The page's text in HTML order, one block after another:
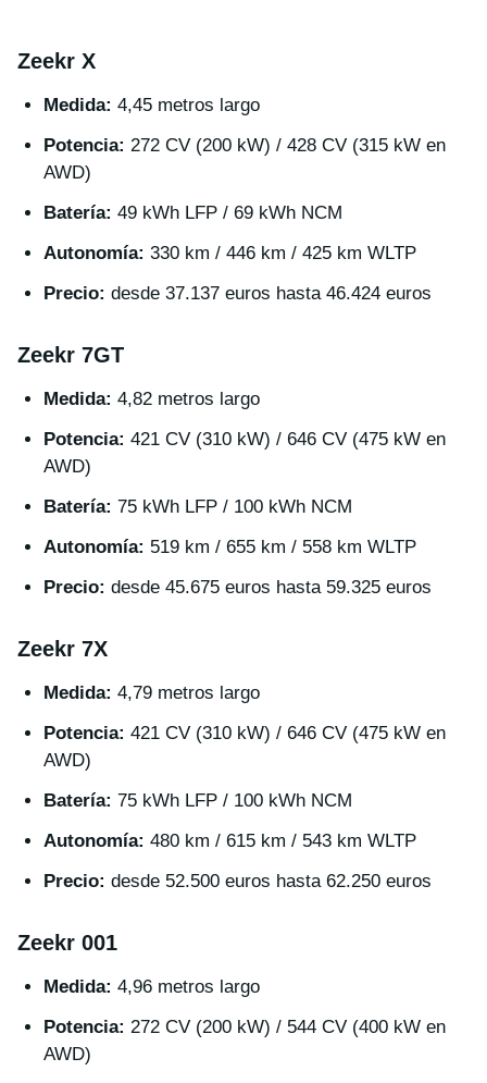
Zeekr X
Medida: 4,45 metros largo
Potencia: 272 CV (200 kW) / 428 CV (315 kW en
AWD)
Batería: 49 kWh LFP / 69 kWh NCM
Autonomía: 330 km / 446 km / 425 km WLTP
Precio: desde 37.137 euros hasta 46.424 euros
Zeekr 7GT
Medida: 4,82 metros largo
Potencia: 421 CV (310 kW) / 646 CV (475 kW en
AWD)
Batería: 75 kWh LFP / 100 kWh NCM
Autonomía: 519 km / 655 km / 558 km WLTP
Precio: desde 45.675 euros hasta 59.325 euros
Zeekr 7X
Medida: 4,79 metros largo
Potencia: 421 CV (310 kW) / 646 CV (475 kW en
AWD)
Batería: 75 kWh LFP / 100 kWh NCM
Autonomía: 480 km / 615 km / 543 km WLTP
Precio: desde 52.500 euros hasta 62.250 euros
Zeekr 001
Medida: 4,96 metros largo
Potencia: 272 CV (200 kW) / 544 CV (400 kW en
AWD)